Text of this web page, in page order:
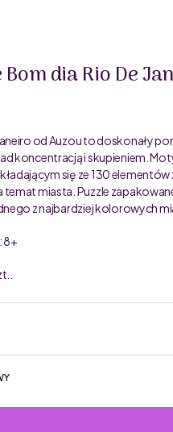
dia Rio De
od Auzou to doskonały
koncentracją i skupieniem.
się ze 130
miasta. Puzzle
z najbardziej kolorowych
8+